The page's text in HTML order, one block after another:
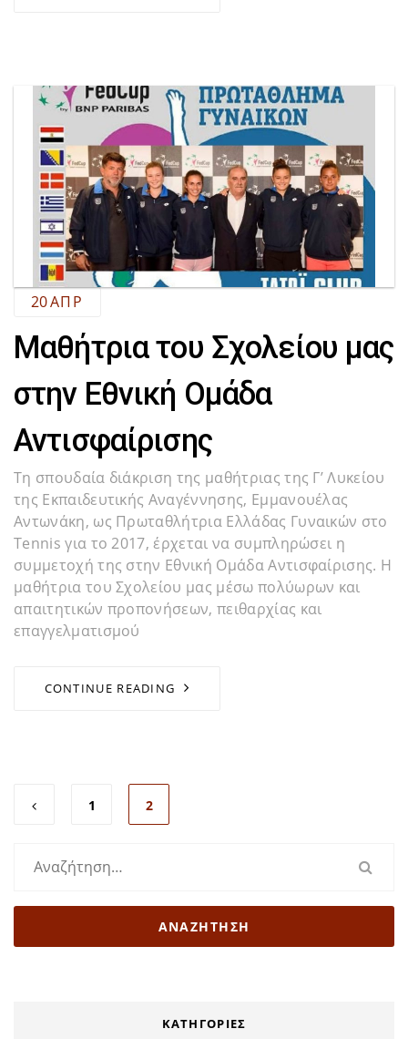
20ΑΠΡ
Μαθήτρια του Σχολείου μας
στην Εθνική Ομάδα
Αντισφαίρισης
Τη σπουδαία διάκριση της μαθήτριας της Γ’ Λυκείου
της Εκπαιδευτικής Αναγέννησης, Εμμανουέλας
Αντωνάκη, ως Πρωταθλήτρια Ελλάδας Γυναικών στο
Tennis για το 2017, έρχεται να συμπληρώσει η
συμμετοχή της στην Εθνική Ομάδα Αντισφαίρισης. Η
μαθήτρια του Σχολείου μας μέσω πολύωρων και
απαιτητικών προπονήσεων, πειθαρχίας και
επαγγελματισμού
CONTINUE READING
1 2
για:
KΑΤΗΓΟΡΊΕΣ